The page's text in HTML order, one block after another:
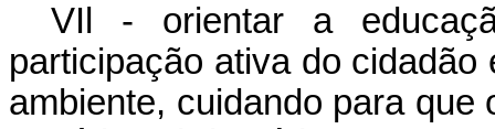
VIl - orientar a
participação ativa do
ambiente, cuidando para